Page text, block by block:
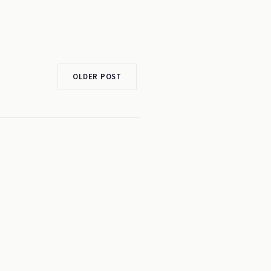
OLDER POST